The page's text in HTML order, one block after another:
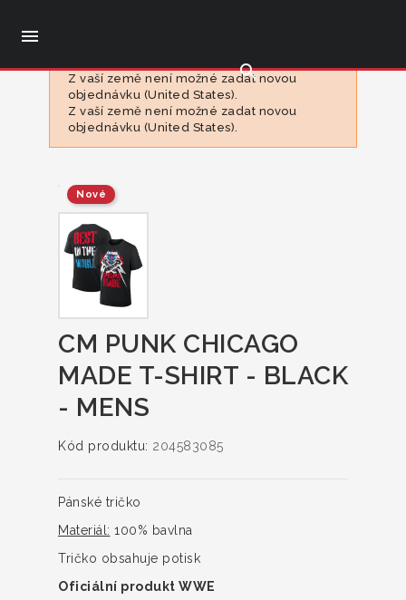

search
Z vaší země není možné zadat novou
objednávku (United States).
Z vaší země není možné zadat novou
objednávku (United States).
Nové
CM PUNK CHICAGO
MADE T-SHIRT - BLACK
- MENS
Kód produktu: 204583085
Pánské tričko
Materiál: 100% bavlna
Tričko obsahuje potisk
Oficiální produkt WWE